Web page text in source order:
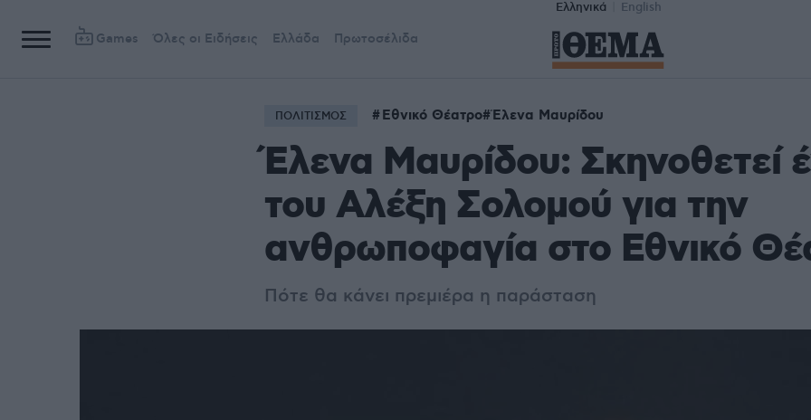
Ελληνικά English
Games Όλες οι Ειδήσεις Ελλάδα Πρωτοσέλιδα
ΠΟΛΙΤΙΣΜΟΣ Εθνικό Θέατρο Έλενα Μαυρίδου
Έλενα Μαυρίδου: Σκηνοθετεί
του Αλέξη Σολομού για την
ανθρωποφαγία στο Εθνικό
Πότε θα κάνει πρεμιέρα η παράσταση